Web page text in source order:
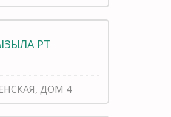
РТ
ДОМ 4